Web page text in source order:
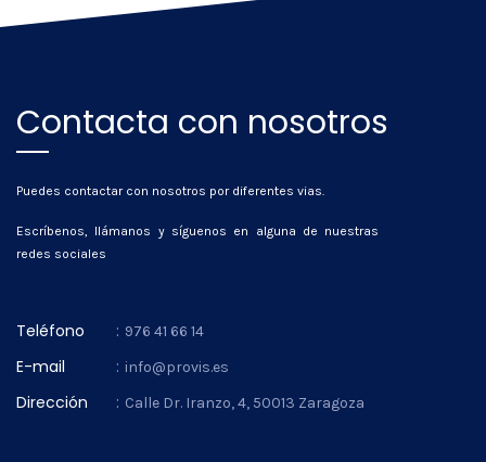
Contacta con nosotros
Puedes contactar con nosotros por diferentes vias.
Escríbenos, llámanos y síguenos en alguna de nuestras
redes sociales
Teléfono : 976 41 66 14
E-mail : info@provis.es
Dirección : Calle Dr. Iranzo, 4, 50013 Zaragoza